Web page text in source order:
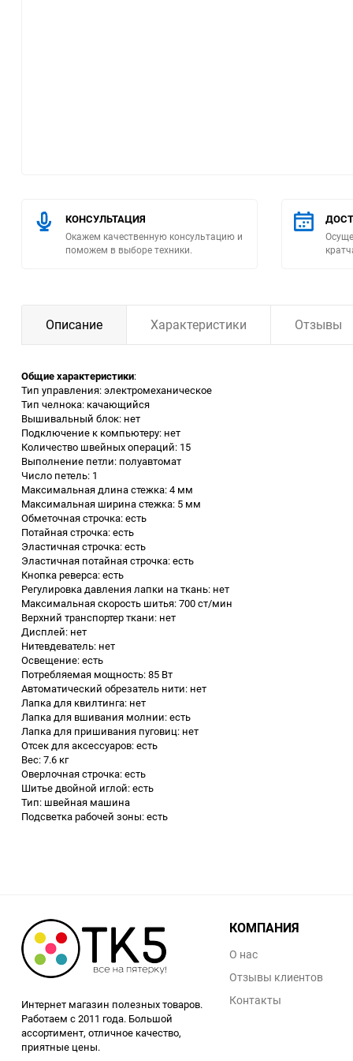
Климатическая техника
Измерительное
оборудование
Заточные станки (точила)
Дровоколы
Грузоподъемное
оборудование
Гидроаккумуляторы и
расширительные баки
Вытяжная вентиляция
Вибротехника
Бетономешалки
Бензоинструмент
Аккумуляторный
инструмент
КОНСУЛЬТАЦИЯ
Окажем качественную консультацию и
поможем в выборе техники.
Описание Характеристики Отзывы
Общие характеристики:
Тип управления: электромеханическое
Тип челнока: качающийся
Вышивальный блок: нет
Подключение к компьютеру: нет
Количество швейных операций: 15
Выполнение петли: полуавтомат
Число петель: 1
Максимальная длина стежка: 4 мм
Максимальная ширина стежка: 5 мм
Обметочная строчка: есть
Потайная строчка: есть
Эластичная строчка: есть
Эластичная потайная строчка: есть
Кнопка реверса: есть
Регулировка давления лапки на ткань: нет
Максимальная скорость шитья: 700 ст/мин
Верхний транспортер ткани: нет
Дисплей: нет
Нитевдеватель: нет
Освещение: есть
Потребляемая мощность: 85 Вт
Автоматический обрезатель нити: нет
Лапка для квилтинга: нет
Лапка для вшивания молнии: есть
Лапка для пришивания пуговиц: нет
Отсек для аксессуаров: есть
Вес: 7.6 кг
Оверлочная строчка: есть
Шитье двойной иглой: есть
Тип: швейная машина
Подсветка рабочей зоны: есть
Интернет магазин полезных товаров.
Работаем с 2011 года. Большой
ассортимент, отличное качество,
приятные цены.
КОМПАНИЯ
О нас
Отзывы клиентов
Контакты